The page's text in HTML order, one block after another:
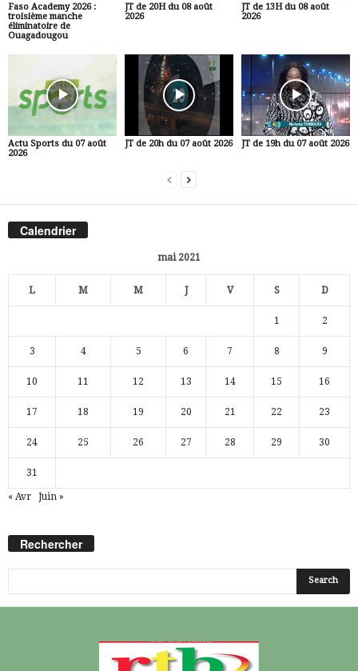
Faso Academy 2026 :
troisième manche
éliminatoire de
Ouagadougou
JT de 20H du 08 août
2026
JT de 13H du 08 août
2026
Actu Sports du 07 août
2026
JT de 20h du 07 août 2026 JT de 19h du 07 août 2026
Calendrier
mai 2021
L M M J V S D
1 2
3 4 5 6 7 8 9
10 11 12 13 14 15 16
17 18 19 20 21 22 23
24 25 26 27 28 29 30
31
« Avr Juin »
Rechercher